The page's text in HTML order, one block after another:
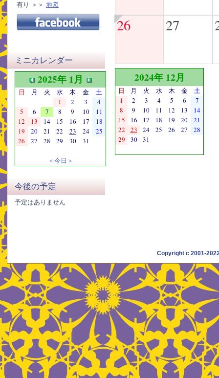
有り ＞＞ 地図
ミニカレンダー
2025年 1月
日 月 火 水 木 金
土
1
2 3
4
5
6 7 8 9 10
11
12
13 14 15 16 17
18
19
20 21 22 23 24
25
26
27 28 29 30 31
＜今日＞
今後の予定
予定はありません
26 27
2024年 12月
日 月 火 水 木 金
土
1
2 3 4 5 6
7
8
9 10 11 12 13
14
15
16 17 18 19 20
21
22
23 24 25 26 27
28
29
30 31
Copyright c 2001-